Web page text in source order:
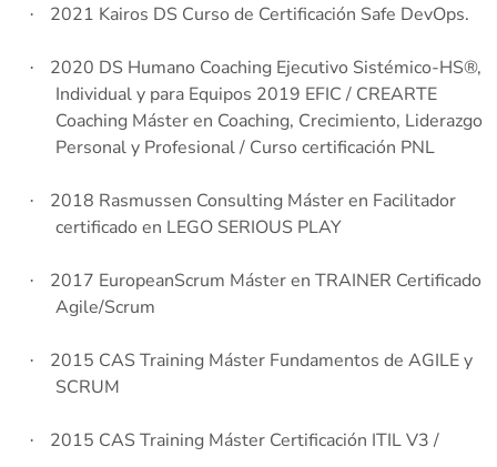
· 2021 Kairos DS Curso de Certificación Safe DevOps.
·
2020 DS Humano Coaching Ejecutivo Sistémico-HS®,
Individual y para Equipos 2019 EFIC / CREARTE
Coaching Máster en Coaching, Crecimiento, Liderazgo
Personal y Profesional / Curso certificación PNL
·
2018 Rasmussen Consulting Máster en Facilitador
certificado en LEGO SERIOUS PLAY
·
2017 EuropeanScrum Máster en TRAINER Certificado
Agile/Scrum
·
2015 CAS Training Máster Fundamentos de AGILE y
SCRUM
· 2015 CAS Training Máster Certificación ITIL V3 /